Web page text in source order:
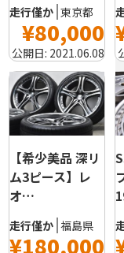
走行僅か 東京都
¥80,000
公開日: 2021.06.08
【希少美品 深リ
ム3ピース】レ
オ…
走行僅か 福島県
¥180,000